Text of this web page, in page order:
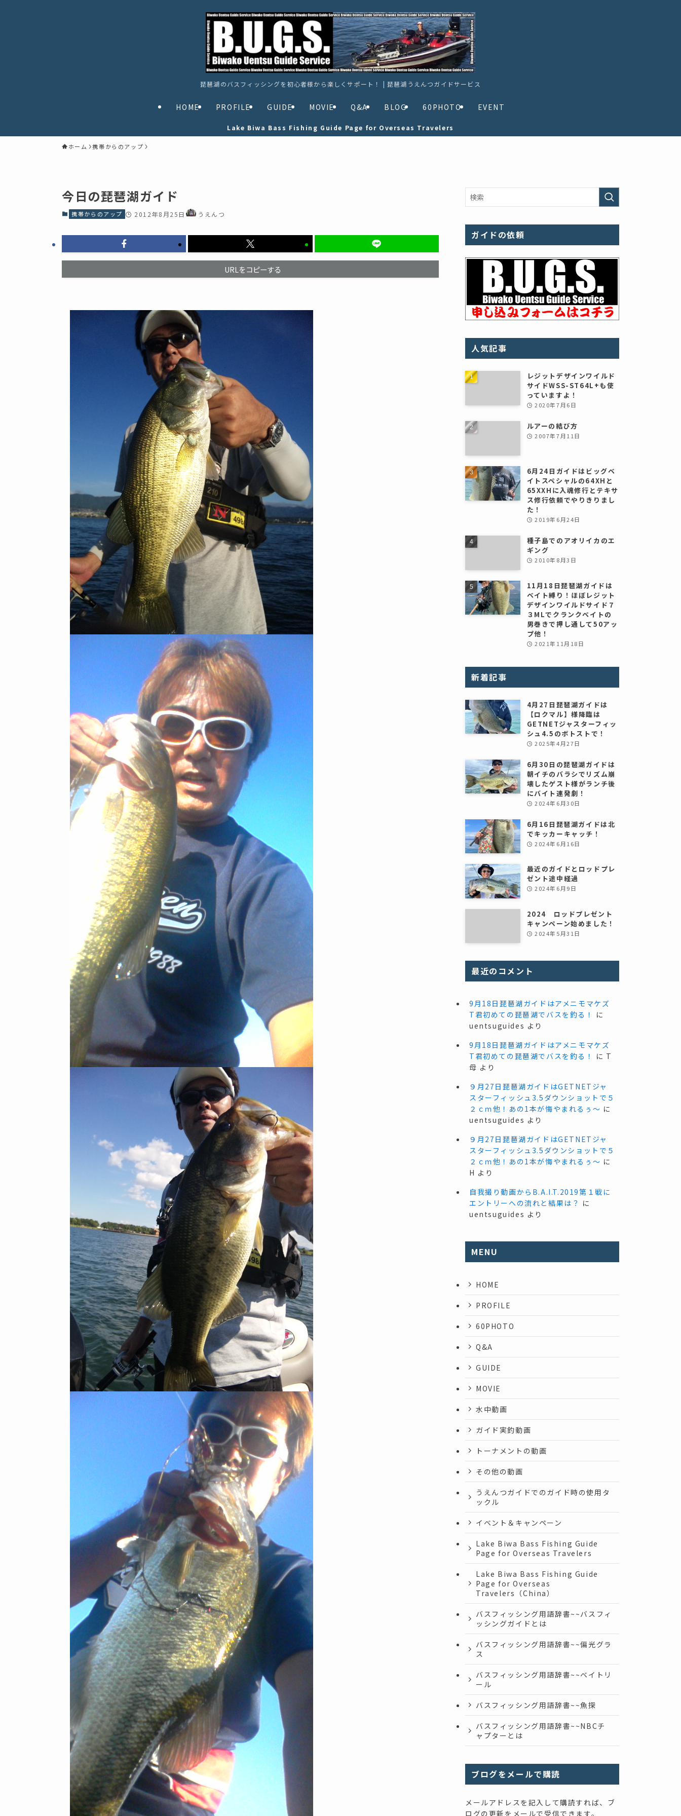
琵琶湖のバスフィッシングを初心者様から楽しくサポート！ | 琵琶湖うえんつガイドサービス
HOME PROFILE GUIDE MOVIE Q&A BLOG 60PHOTO EVENT
Lake Biwa Bass Fishing Guide Page for Overseas Travelers
ホーム 携帯からのアップ
今日の琵琶湖ガイド
携帯からのアップ 2012年8月25日 うえんつ
URLをコピーする
ガイドの依頼
人気記事
レジットデザインワイルド
サイドWSS-ST64L+も使
っていますよ！
2020年7月6日
ルアーの結び方
2007年7月11日
6月24日ガイドはビッグベ
イトスペシャルの64XHと
65XXHに入魂修行とテキサ
ス修行依頼でやりきりまし
た！
2019年6月24日
種子島でのアオリイカのエ
ギング
2010年8月3日
11月18日琵琶湖ガイドは
ベイト縛り！ほぼレジット
デザインワイルドサイド７
３MLでクランクベイトの
男巻きで押し通して50アッ
プ他！
2021年11月18日
新着記事
4月27日琵琶湖ガイドは
【ロクマル】様降臨は
GETNETジャスターフィッ
シュ4.5のボトストで！
2025年4月27日
6月30日の琵琶湖ガイドは
朝イチのバラシでリズム崩
壊したゲスト様がランチ後
にバイト連発劇！
2024年6月30日
6月16日琵琶湖ガイドは北
でキッカーキャッチ！
2024年6月16日
最近のガイドとロッドプレ
ゼント途中経過
2024年6月9日
2024 ロッドプレゼント
キャンペーン始めました！
2024年5月31日
最近のコメント
9月18日琵琶湖ガイドはアメニモマケズ
T君初めての琵琶湖でバスを釣る！
に
uentsuguides より
9月18日琵琶湖ガイドはアメニモマケズ
T君初めての琵琶湖でバスを釣る！
に T
母 より
９月27日琵琶湖ガイドはGETNETジャ
スターフィッシュ3.5ダウンショットで５
２ｃｍ他！あの1本が悔やまれるぅ～ に
uentsuguides より
９月27日琵琶湖ガイドはGETNETジャ
スターフィッシュ3.5ダウンショットで５
２ｃｍ他！あの1本が悔やまれるぅ～ に
H より
自我撮り動画からB.A.I.T.2019第１戦に
エントリーへの流れと結果は？ に
uentsuguides より
MENU
HOME
PROFILE
60PHOTO
Q&A
GUIDE
MOVIE
水中動画
ガイド実釣動画
トーナメントの動画
その他の動画
うえんつガイドでのガイド時の使用タ
ックル
イベント＆キャンペーン
Lake Biwa Bass Fishing Guide
Page for Overseas Travelers
Lake Biwa Bass Fishing Guide
Page for Overseas
Travelers（China）
バスフィッシング用語辞書~~バスフィ
ッシングガイドとは
バスフィッシング用語辞書~~偏光グラ
ス
バスフィッシング用語辞書~~ベイトリ
ール
バスフィッシング用語辞書~~魚探
バスフィッシング用語辞書~~NBCチ
ャプターとは
ブログをメールで購読
メールアドレスを記入して購読すれば、ブ
ログの更新をメールで受信できます。